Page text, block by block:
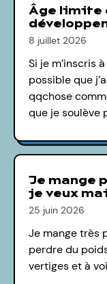
Âge limite
8 juillet 2026
Si je m’inscris
possible que
qqchose
que je soulève
Je mange
je veux
25 juin 2026
Je mange très
perdre du
vertiges et à